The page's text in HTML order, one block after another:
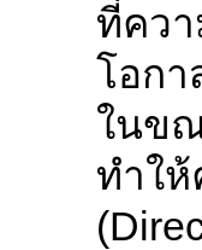
ที่ควา
โอกา
ในข
ทำให้